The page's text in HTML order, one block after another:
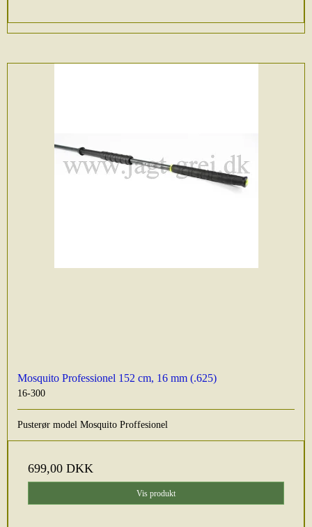
Mosquito Professionel 152 cm, 16 mm (.625)
16-300
Pusterør model Mosquito Proffesionel
699,00 DKK
Vis produkt